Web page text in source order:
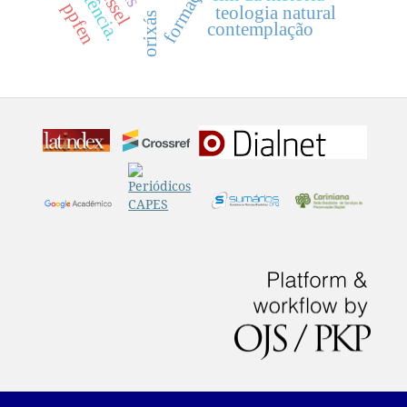
teologia natural
ppfen orixás contemplação